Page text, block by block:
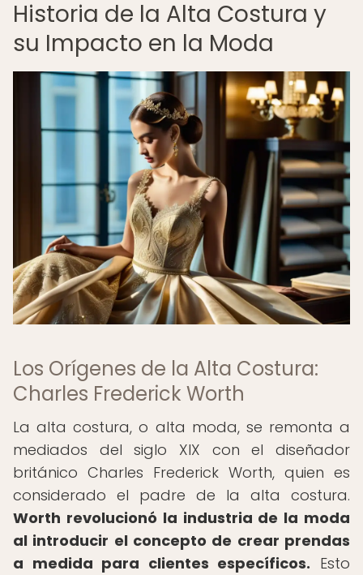
Historia de la Alta Costura y
su Impacto en la Moda
Los Orígenes de la Alta Costura:
Charles Frederick Worth
La alta costura, o alta moda, se remonta a
mediados del siglo XIX con el diseñador
británico Charles Frederick Worth, quien es
considerado el padre de la alta costura.
Worth revolucionó la industria de la moda
al introducir el concepto de crear prendas
a medida para clientes específicos. Esto